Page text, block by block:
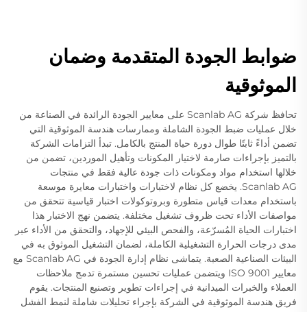
ضوابط الجودة المتقدمة وضمان
الموثوقية
تحافظ شركة Scanlab AG على معايير الجودة الرائدة في الصناعة من
خلال عمليات ضبط الجودة الشاملة وممارسات هندسة الموثوقية التي
تضمن أداءً ثابتًا طوال دورة حياة المنتج بالكامل. تبدأ التزامات الشركة
بالتميز بإجراءات صارمة لاختيار المكونات وتأهيل الموردين، تضمن من
خلالها استخدام مواد ومكونات ذات جودة عالية فقط في منتجات
Scanlab AG. يخضع كل نظام لاختبارات واختبارات معايرة موسعة
باستخدام معدات قياس متطورة وبروتوكولات اختبار قياسية تتحقق من
مواصفات الأداء تحت ظروف تشغيل مختلفة. يتضمن نهج الاختبار هذا
اختبارات الحياة المُسرّعة، والفحص البيئي للإجهاد، والتحقق من الأداء عبر
مدى درجات الحرارة التشغيلية الكاملة، لضمان التشغيل الموثوق به في
البيئات الصناعية الصعبة. يتماشى نظام إدارة الجودة في Scanlab AG مع
معايير ISO 9001 ويتضمن عمليات تحسين مستمرة تدمج ملاحظات
العملاء والخبرات الميدانية في إجراءات تطوير وتصنيع المنتجات. يقوم
فريق هندسة الموثوقية في الشركة بإجراء تحليلات شاملة لنمط الفشل